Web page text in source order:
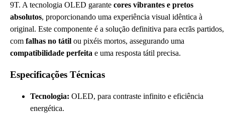
9T. A tecnologia OLED garante cores vibrantes e pretos
absolutos, proporcionando uma experiência visual idêntica à
original. Este componente é a solução definitiva para ecrãs partidos,
com falhas no tátil ou pixéis mortos, assegurando uma
compatibilidade perfeita e uma resposta tátil precisa.
Especificações Técnicas
Tecnologia: OLED, para contraste infinito e eficiência
energética.